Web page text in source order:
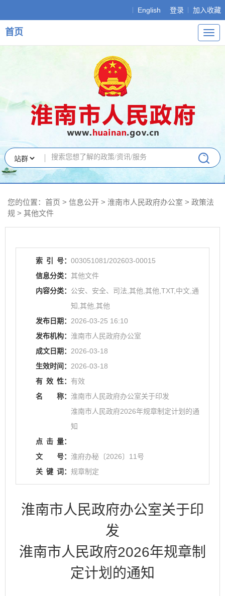
English 登录 加入收藏
导
航
首页
您的位置： 首页 > 信息公开 > 淮南市人民政府办公室 > 政策法
规 > 其他文件
索 引 号： 003051081/202603-00015
信息分类： 其他文件
内容分类： 公安、安全、司法,其他,其他,TXT,中文,通
知,其他,其他
发布日期： 2026-03-25 16:10
发布机构： 淮南市人民政府办公室
成文日期： 2026-03-18
生效时间： 2026-03-18
有 效 性： 有效
名
称： 淮南市人民政府办公室关于印发
淮南市人民政府2026年规章制定计划的通
知
点 击 量：
文
号： 淮府办秘〔2026〕11号
关 键 词： 规章制定
淮南市人民政府办公室关于印
发
淮南市人民政府2026年规章制
定计划的通知